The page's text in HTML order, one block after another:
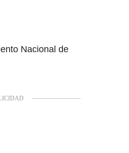
Nacional de